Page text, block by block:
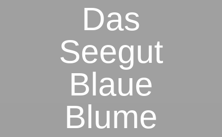
Das
Seegut
Blaue
Blume